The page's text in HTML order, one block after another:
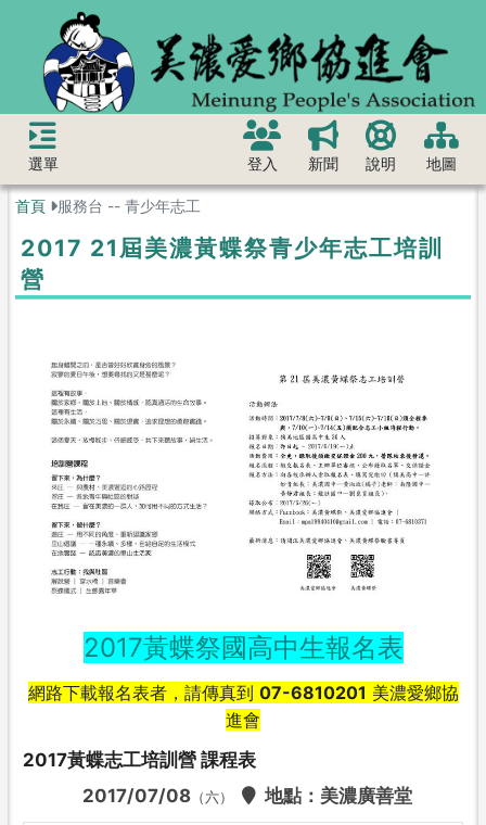
選單 登入 新聞 說明 地圖
首頁 服務台 -- 青少年志工
2017 21屆美濃黃蝶祭青少年志工培訓
營
2017黃蝶祭國高中生報名表
網路下載報名表者，請傳真到 07-6810201 美濃愛鄉協
進會
2017黃蝶志工培訓營 課程表
2017/07/08 （六） 地點：美濃廣善堂